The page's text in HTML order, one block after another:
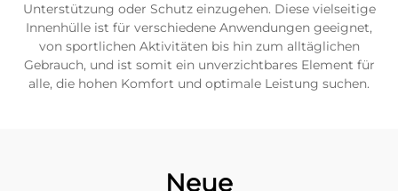
Unterstützung oder Schutz einzugehen. Diese vielseitige
Innenhülle ist für verschiedene Anwendungen geeignet,
von sportlichen Aktivitäten bis hin zum alltäglichen
Gebrauch, und ist somit ein unverzichtbares Element für
alle, die hohen Komfort und optimale Leistung suchen.
Neue